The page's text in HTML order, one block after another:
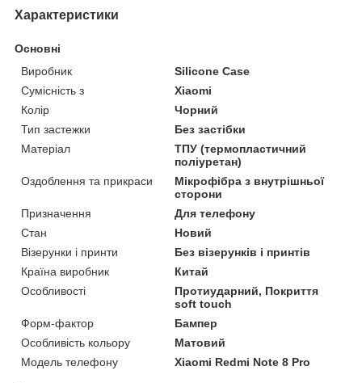
Характеристики
Основні
Виробник
Silicone Case
Сумісність з
Xiaomi
Колір
Чорний
Тип застежки
Без застібки
Матеріал
ТПУ (термопластичний
поліуретан)
Оздоблення та прикраси
Мікрофібра з внутрішньої
сторони
Призначення
Для телефону
Стан
Новий
Візерунки і принти
Без візерунків і принтів
Країна виробник
Китай
Особливості
Протиударний, Покриття
soft touch
Форм-фактор
Бампер
Особливість кольору
Матовий
Модель телефону
Xiaomi Redmi Note 8 Pro